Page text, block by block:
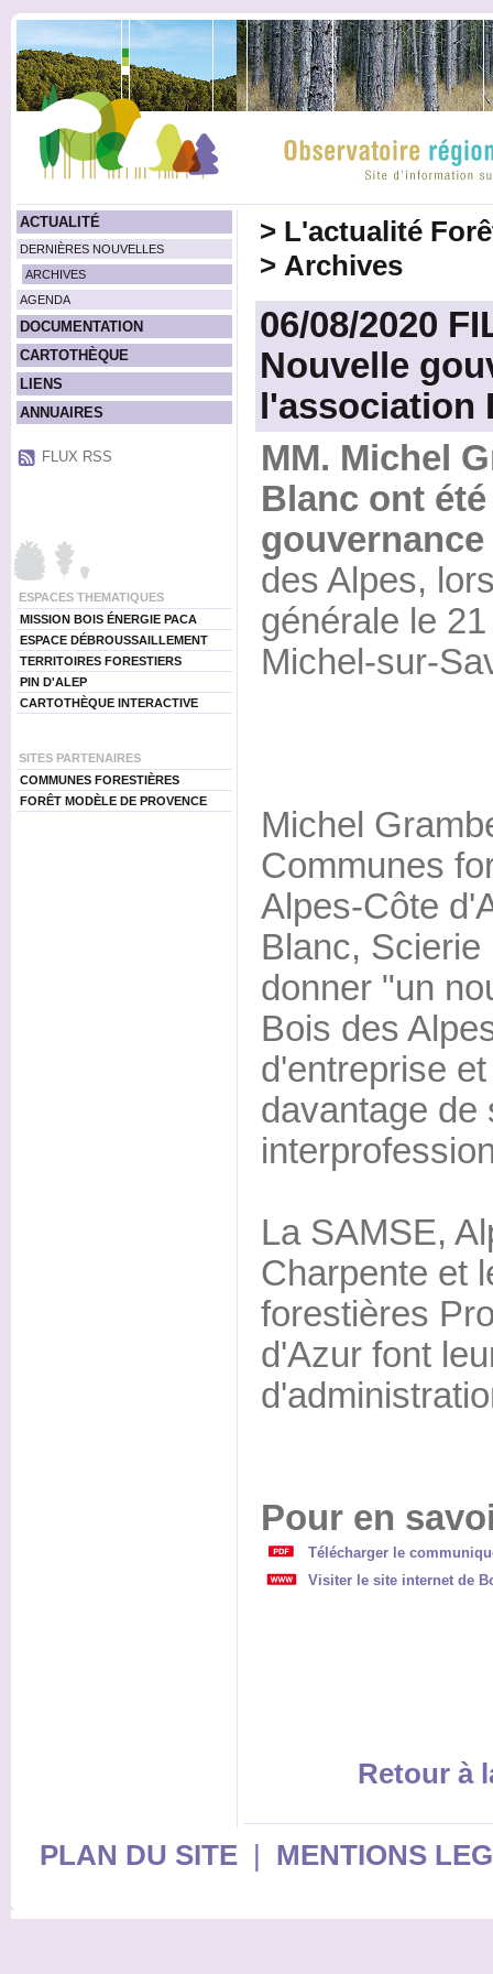
ACTUALITÉ
DERNIÈRES NOUVELLES
ARCHIVES
AGENDA
DOCUMENTATION
CARTOTHÈQUE
LIENS
ANNUAIRES
FLUX RSS
ESPACES THEMATIQUES
MISSION BOIS ÉNERGIE PACA
ESPACE DÉBROUSSAILLEMENT
TERRITOIRES FORESTIERS
PIN D'ALEP
CARTOTHÈQUE INTERACTIVE
SITES PARTENAIRES
COMMUNES FORESTIÈRES
FORÊT MODÈLE DE PROVENCE
> L'actualité
> Archives
06/08/2020
Nouvelle
l'association
MM. Michel
Blanc ont
gouvernance
des Alpes,
générale le
Michel-sur-
Michel
Communes
Alpes-Côte
Blanc,
donner "un
Bois des
d'entreprise
davantage de
La SAMSE,
Charpente et
forestières
d'Azur font
Pour en
Télécharger le
Visiter le site internet de
Retour à
PLAN DU SITE| MENTIONS